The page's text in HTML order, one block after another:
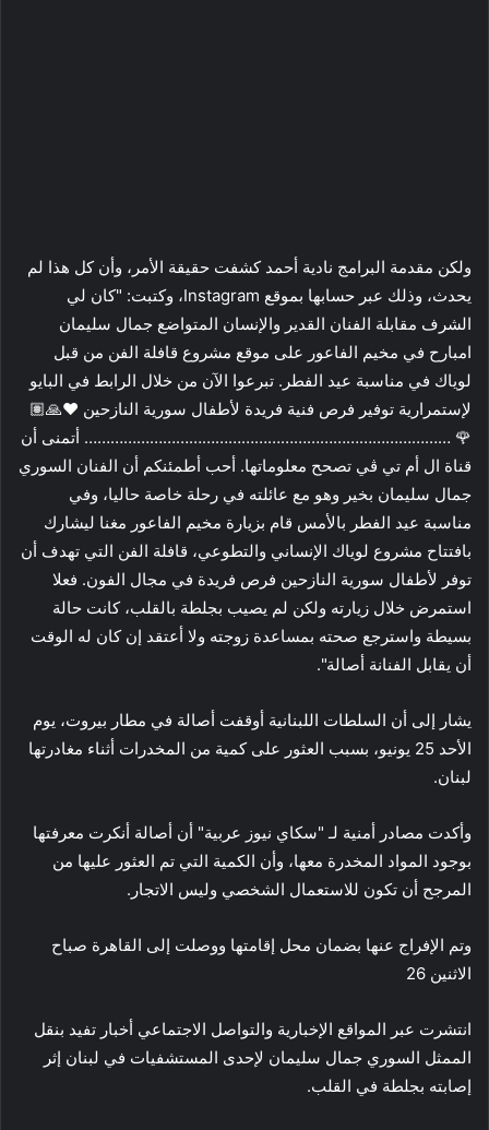
ولكن مقدمة البرامج نادية أحمد كشفت حقيقة الأمر، وأن كل هذا لم
يحدث، وذلك عبر حسابها بموقع Instagram، وكتبت: "كان لي
الشرف مقابلة الفنان القدير والإنسان المتواضع جمال سليمان
امبارح في مخيم الفاعور على موقع مشروع قافلة الفن من قبل
لوياك في مناسبة عيد الفطر. تبرعوا الآن من خلال الرابط في البايو
لإستمرارية توفير فرص فنية فريدة لأطفال سورية النازحين ❤️🙏🏽
🌹 ………………………………………………………………………… أتمنى أن
قناة ال أم تي ڤي تصحح معلوماتها. أحب أطمئنكم أن الفنان السوري
جمال سليمان بخير وهو مع عائلته في رحلة خاصة حاليا، وفي
مناسبة عيد الفطر بالأمس قام بزيارة مخيم الفاعور مغنا ليشارك
بافتتاح مشروع لوياك الإنساني والتطوعي، قافلة الفن التي تهدف أن
توفر لأطفال سورية النازحين فرص فريدة في مجال الفون. فعلا
استمرض خلال زيارته ولكن لم يصيب بجلطة بالقلب، كانت حالة
بسيطة واسترجع صحته بمساعدة زوجته ولا أعتقد إن كان له الوقت
أن يقابل الفنانة أصالة".
يشار إلى أن السلطات اللبنانية أوقفت أصالة في مطار بيروت، يوم
الأحد 25 يونيو، بسبب العثور على كمية من المخدرات أثناء مغادرتها
لبنان.
وأكدت مصادر أمنية لـ "سكاي نيوز عربية" أن أصالة أنكرت معرفتها
بوجود المواد المخدرة معها، وأن الكمية التي تم العثور عليها من
المرجح أن تكون للاستعمال الشخصي وليس الاتجار.
وتم الإفراج عنها بضمان محل إقامتها ووصلت إلى القاهرة صباح
الاثنين 26
انتشرت عبر المواقع الإخبارية والتواصل الاجتماعي أخبار تفيد بنقل
الممثل السوري جمال سليمان لإحدى المستشفيات في لبنان إثر
إصابته بجلطة في القلب.